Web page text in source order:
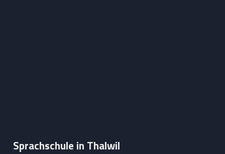
Sprachschule in Thalwil